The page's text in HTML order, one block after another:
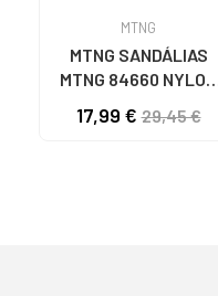
MTNG
MTNG SANDÁLIAS
MTNG 84660 NYLON
C59785 - - NYLON
17,99 €29,45 €